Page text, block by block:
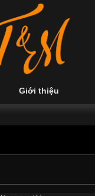
Giới thiệu